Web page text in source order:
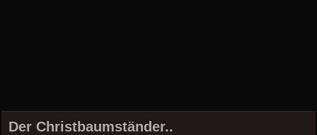
Der Christbaumständer..